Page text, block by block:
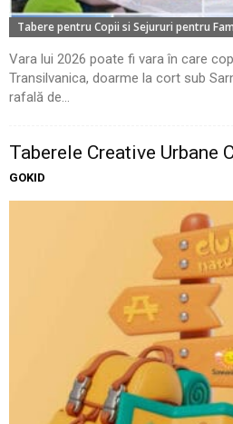
Tabere pentru Copii si Sejururi pentru
Vara lui 2026 poate fi vara în care
Transilvanica, doarme la cort sub
rafală de...
Taberele Creative Urbane
GOKID